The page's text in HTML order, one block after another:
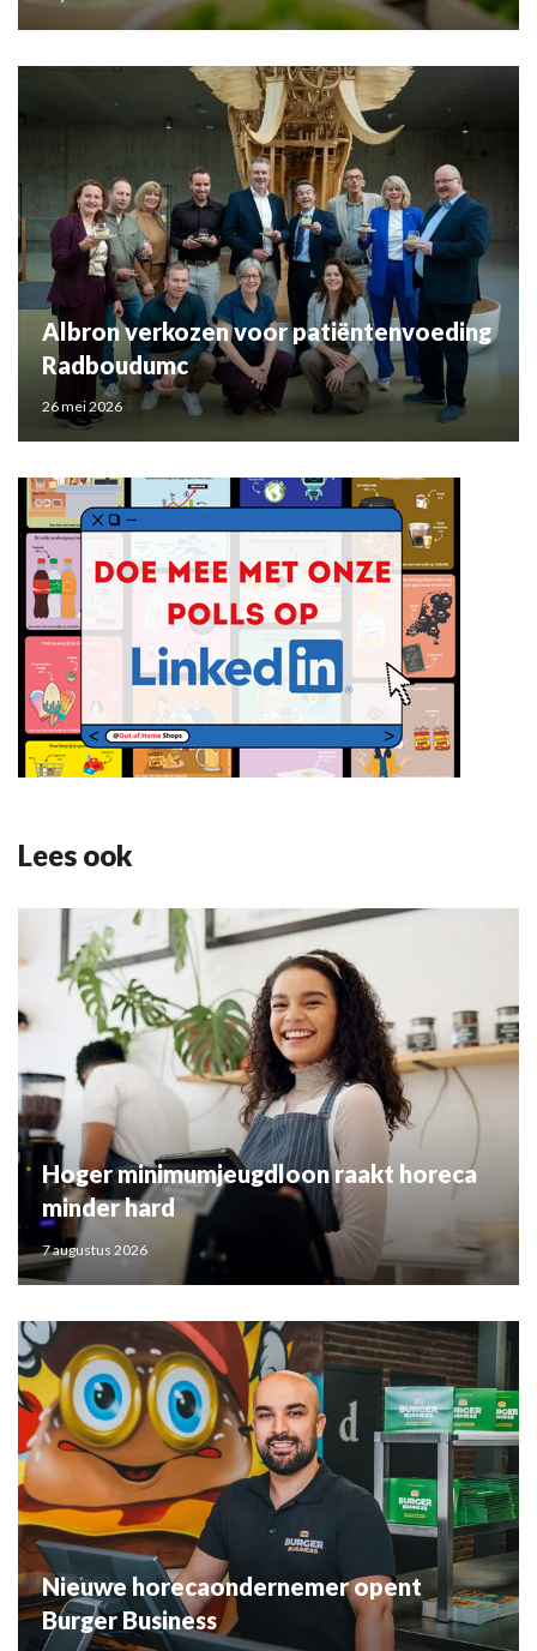
Albron verkozen voor patiëntenvoeding
Radboudumc
26 mei 2026
Lees ook
Hoger minimumjeugdloon raakt horeca
minder hard
7 augustus 2026
Nieuwe horecaondernemer opent
Burger Business